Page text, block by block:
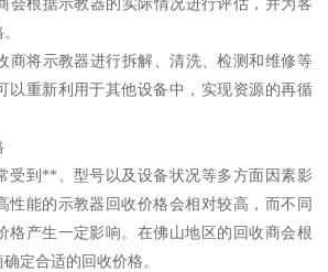
商将示教器进行拆解、清洗、检测和维修等
以重新利用于其他设备中，实现资源的再循
受到**、型号以及设备状况等多方面因素影
性能的示教器回收价格会相对较高，而不同
格产生一定影响。在佛山地区的回收商会根
定合适的回收价格。